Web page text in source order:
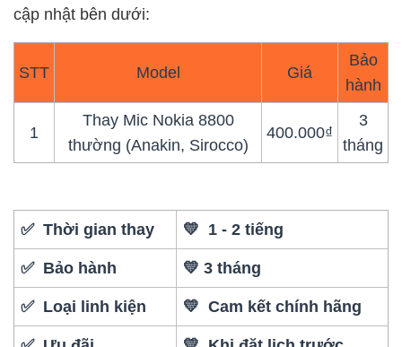
cập nhật bên dưới:
STT Model Giá
Bảo
hành
1
Thay Mic Nokia 8800
thường (Anakin, Sirocco)
400.000₫
3
tháng
✅ Thời gian thay 💛 1 - 2 tiếng
✅ Bảo hành 💛 3 tháng
✅ Loại linh kiện 💛 Cam kết chính hãng